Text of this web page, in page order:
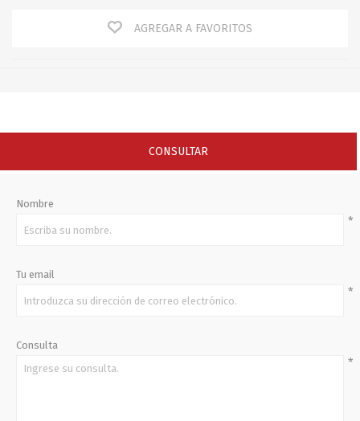
AGREGAR A FAVORITOS
CONSULTAR
Nombre
*
Tu email
*
Consulta
*